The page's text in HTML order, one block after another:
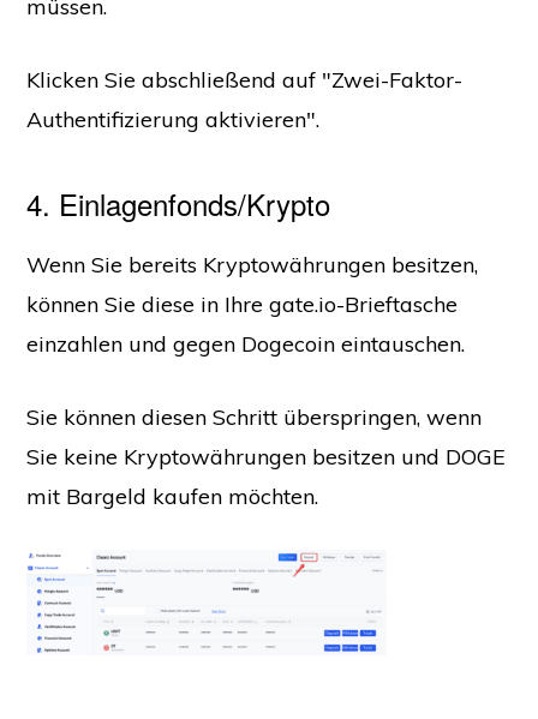
müssen.
Klicken Sie abschließend auf "Zwei-Faktor-
Authentifizierung aktivieren".
4. Einlagenfonds/Krypto
Wenn Sie bereits Kryptowährungen besitzen,
können Sie diese in Ihre gate.io-Brieftasche
einzahlen und gegen Dogecoin eintauschen.
Sie können diesen Schritt überspringen, wenn
Sie keine Kryptowährungen besitzen und DOGE
mit Bargeld kaufen möchten.